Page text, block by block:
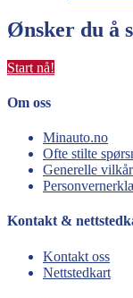
Ønsker du å
Start nå!
Om oss
Minauto.no
Ofte stilte
Generelle
Kontakt &
Kontakt oss
Nettstedkart